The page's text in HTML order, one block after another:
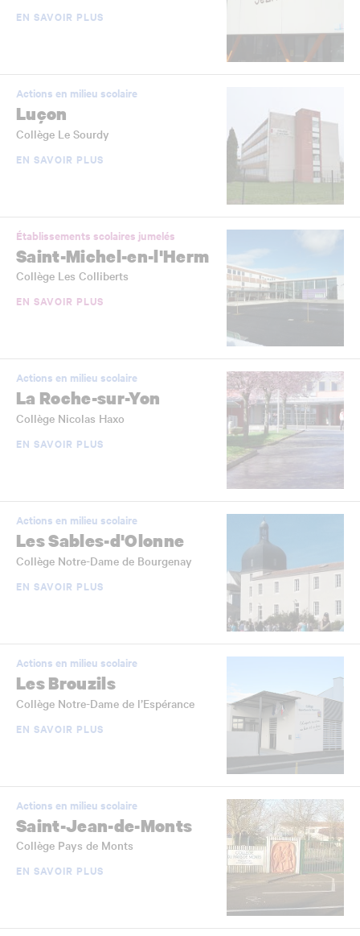
EN SAVOIR PLUS
Actions en milieu scolaire
Luçon
Collège Le Sourdy
EN SAVOIR PLUS
Établissements scolaires jumelés
Saint-Michel-en-l'Herm
Collège Les Colliberts
EN SAVOIR PLUS
Actions en milieu scolaire
La Roche-sur-Yon
Collège Nicolas Haxo
EN SAVOIR PLUS
Actions en milieu scolaire
Les Sables-d'Olonne
Collège Notre-Dame de Bourgenay
EN SAVOIR PLUS
Actions en milieu scolaire
Les Brouzils
Collège Notre-Dame de l’Espérance
EN SAVOIR PLUS
Actions en milieu scolaire
Saint-Jean-de-Monts
Collège Pays de Monts
EN SAVOIR PLUS